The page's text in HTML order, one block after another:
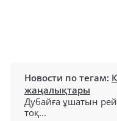
Новости по тегам:
жаңалықтары
Дубайға ұшатын
тоқ...